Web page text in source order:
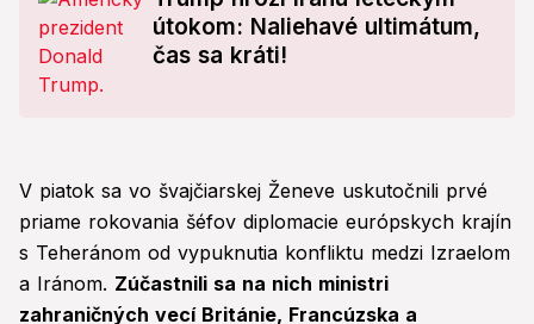
útokom: Naliehavé ultimátum,
čas sa kráti!
V piatok sa vo švajčiarskej Ženeve uskutočnili prvé
priame rokovania šéfov diplomacie európskych krajín
s Teheránom od vypuknutia konfliktu medzi Izraelom
a Iránom. Zúčastnili sa na nich ministri
zahraničných vecí Británie, Francúzska a